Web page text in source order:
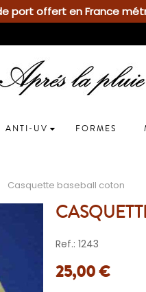
port offert en France
ANTI-UV FORMES
Casquette baseball coton
Ref.: 1243
25,00 €